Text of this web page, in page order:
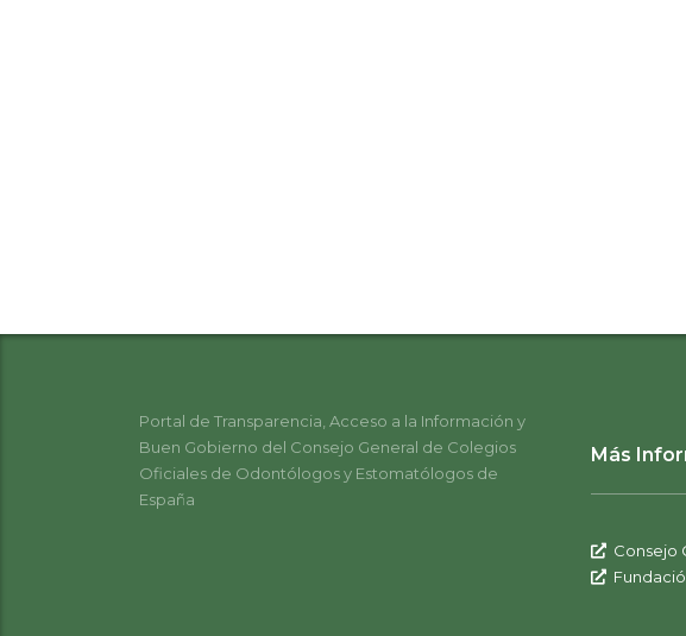
Portal de Transparencia, Acceso a la Información y
Buen Gobierno del Consejo General de Colegios
Oficiales de Odontólogos y Estomatólogos de
España
Más
Consejo